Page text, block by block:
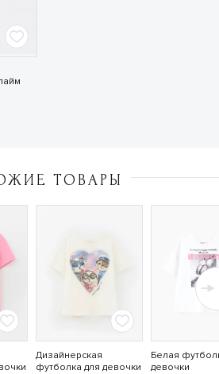
ТОВАРЫ
Дизайнерская
футболка для девочки
Белая
девочки